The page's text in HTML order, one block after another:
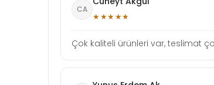
CA
★★★★★
Çok kaliteli ürünleri var, teslimat